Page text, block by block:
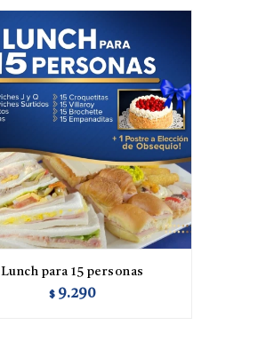
Lunch para 15 personas
$ 9.290